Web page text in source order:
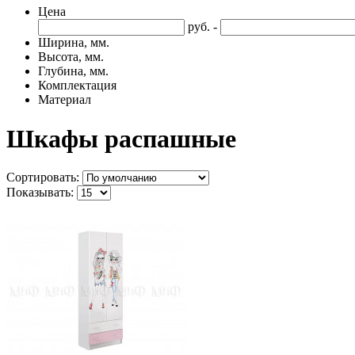
Цена
руб. -
Ширина, мм.
Высота, мм.
Глубина, мм.
Комплектация
Материал
Шкафы распашные
Сортировать:
Показывать: